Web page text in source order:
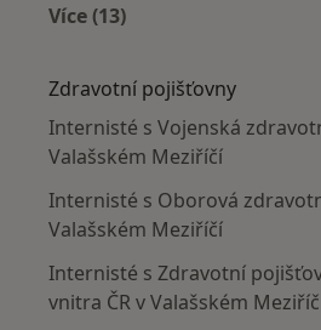
Více (13)
Zdravotní pojišťovny
Internisté s Vojenská
Valašském Meziříčí
Internisté s Oborová
Valašském Meziříčí
Internisté s Zdravotní
vnitra ČR v Valašském